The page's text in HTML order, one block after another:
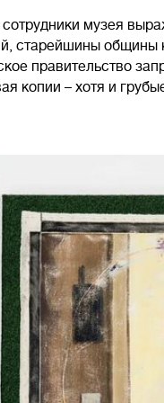
музея
старейшины
правительство
копии – хотя и